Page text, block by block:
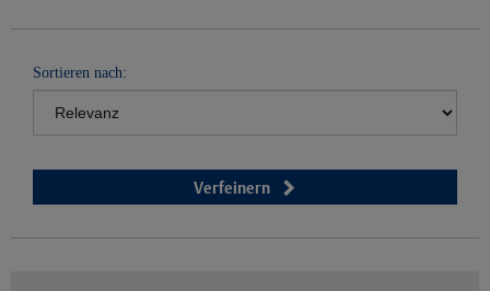
Sortieren nach:
Verfeinern